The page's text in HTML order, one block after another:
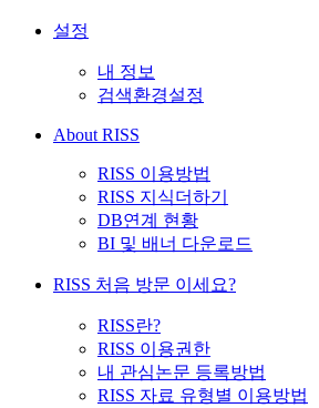
설정
내 정보
검색환경설정
About RISS
RISS 이용방법
RISS 지식더하기
DB연계 현황
BI 및 배너 다운로드
RISS 처음 방문 이세요?
RISS란?
RISS 이용권한
내 관심논문 등록방법
RISS 자료 유형별 이용방법